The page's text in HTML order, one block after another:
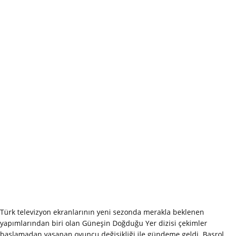
Türk televizyon ekranlarının yeni sezonda merakla beklenen
yapımlarından biri olan Güneşin Doğduğu Yer dizisi çekimler